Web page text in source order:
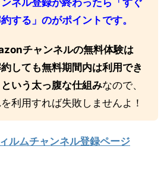
ネル登録が終わったら「すぐ
する」のがポイントです。
チャンネルの無料体験は
約しても無料期間内は利用でき
いう太っ腹な仕組みなので、
利用すれば失敗しませんよ！
ルムチャンネル登録ページ